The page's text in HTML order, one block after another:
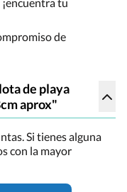
de
de playa
aprox"
Si tienes alguna
con la mayor